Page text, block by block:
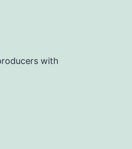
with